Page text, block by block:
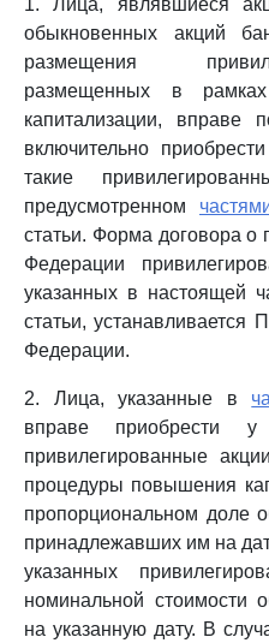
1. Лица, являвшиеся
обыкновенных акций
размещения
размещенных в
капитализации, вправе
включительно
такие
предусмотренном
статьи. Форма договора о
Федерации
указанных в настоящей
статьи, устанавливается
Федерации.
2. Лица, указанные в
вправе приобрести у
привилегированные
процедуры повышения
пропорциональном доле
принадлежавших им на
указанных
номинальной стоимости
на указанную дату. В